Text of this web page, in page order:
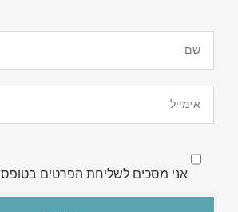
Please leave this field empty.
אני מסכים לשליחת הפרטים בטופס